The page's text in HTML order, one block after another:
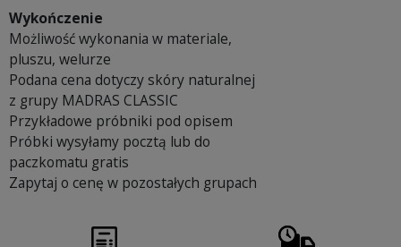
Wykończenie
Możliwość wykonania w materiale,
pluszu, welurze
Podana cena dotyczy skóry naturalnej
z grupy MADRAS CLASSIC
Przykładowe próbniki pod opisem
Próbki wysyłamy pocztą lub do
paczkomatu gratis
Zapytaj o cenę w pozostałych grupach